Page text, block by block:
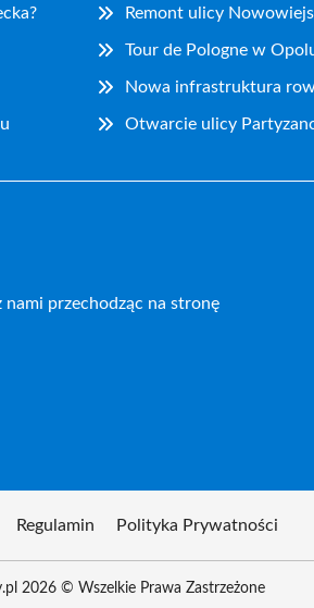
Remont ulicy
Tour de Pologne w
Nowa infrastruktura
Otwarcie ulicy
nami przechodząc na stronę
Regulamin Polityka Prywatności
2026 © Wszelkie Prawa Zastrzeżone